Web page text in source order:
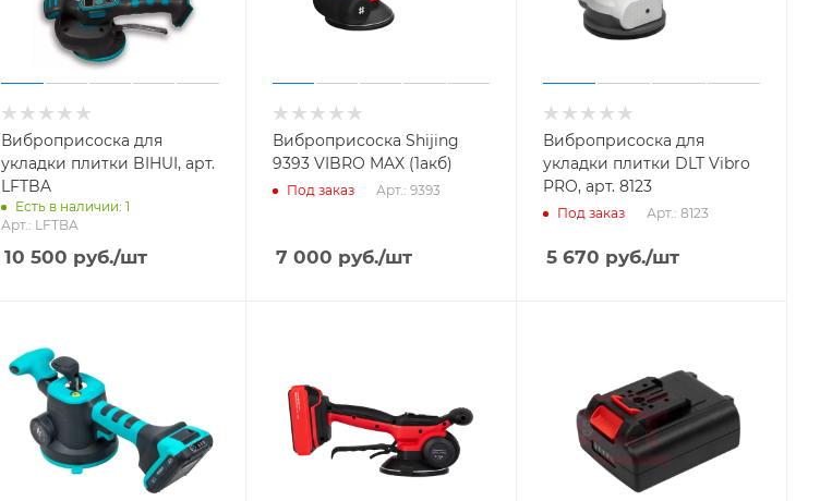
Виброприсоска для
укладки плитки BIHUI, арт.
LFTBA
Есть в наличии: 1
Арт.: LFTBA
10 500 руб./шт
Виброприсоска Shijing
9393 VIBRO MAX (1акб)
Под заказ Арт.: 9393
7 000 руб./шт
Виброприсоска для
укладки плитки DLT Vibro
PRO, арт. 8123
Под заказ Арт.: 8123
5 670 руб./шт